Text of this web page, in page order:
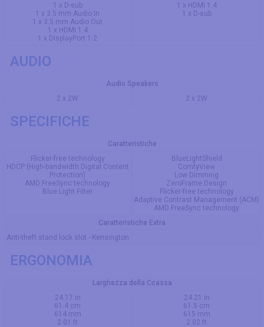
1 x D-sub
1 x 3.5 mm Audio In
1 x 3.5 mm Audio Out
1 x HDMI 1.4
1 x DisplayPort 1.2
1 x HDMI 1.4
1 x D-sub
AUDIO
Audio Speakers
2 x 2W
2 x 2W
SPECIFICHE
Caratteristiche
Flicker-free technology
HDCP (High-bandwidth Digital Content
Protection)
AMD FreeSync technology
Blue Light Filter
BlueLightShield
ComfyView
Low Dimming
ZeroFrame Design
Flicker-free technology
Adaptive Contrast Management (ACM)
AMD FreeSync technology
Caratteristiche Extra
Anti-theft stand lock slot - Kensington
ERGONOMIA
Larghezza della Ccassa
24.17 in
61.4 cm
614 mm
2.01 ft
24.21 in
61.5 cm
615 mm
2.02 ft